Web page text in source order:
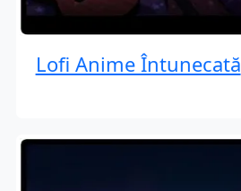
Lofi Anime Întunecată